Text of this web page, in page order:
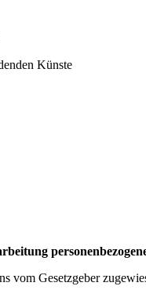
Künste
vom Gesetzgeber